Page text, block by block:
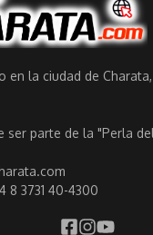
en la ciudad de
ser parte de la "Perla
8 3731 40-4300